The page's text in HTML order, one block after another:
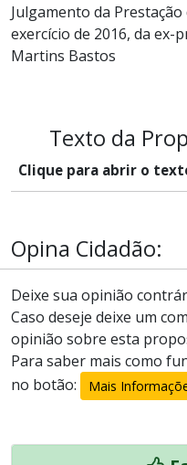
Julgamento da
exercício de 2016, da ex-
Martins Bastos
Texto da
Clique para abrir o
Opina Cidadão:
Deixe sua opinião
Caso deseje deixe um
opinião sobre esta
Para saber mais como
no botão:
Mais